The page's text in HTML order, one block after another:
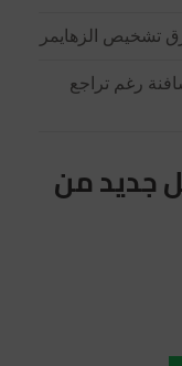
تشخيص الزهايمر
رغم تراجع
جديد من